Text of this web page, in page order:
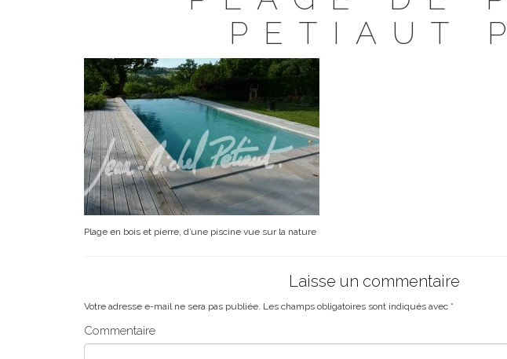
PETIAUT
Plage en bois et pierre, d’une piscine vue sur la nature
Laisse un commentaire
Votre adresse e-mail ne sera pas publiée. Les champs obligatoires sont indiqués avec *
Commentaire